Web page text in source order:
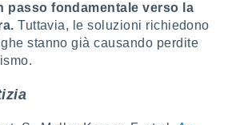
passo fondamentale verso la
Tuttavia, le soluzioni richiedono
stanno già causando perdite